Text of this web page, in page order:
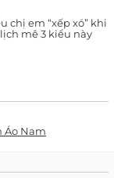
chị em “xếp xó” khi
mê 3 kiểu này
Áo Nam